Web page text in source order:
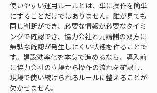
使いやすい運用ルールとは、単に操作を簡単
にすることだけではありません。誰が見ても
同じ判断ができ、必要な情報が必要なタイミ
ングで確認でき、協力会社と元請側の双方に
無駄な確認が発生しにくい状態を作ることで
す。建設効率化を本気で進めるなら、導入前
に協力会社の立場から操作の流れを確認し、
現場で使い続けられるルールに整えることが
欠かせません。